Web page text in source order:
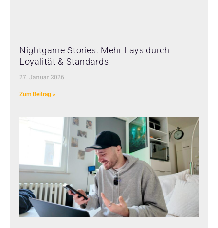
Nightgame Stories: Mehr Lays durch
Loyalität & Standards
27. Januar 2026
Zum Beitrag »